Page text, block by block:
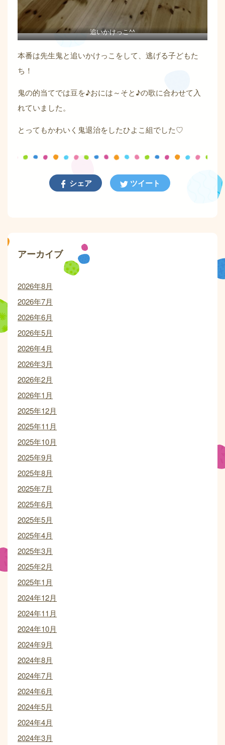
追いかけっこ^^
本番は先生鬼と追いかけっこをして、逃げる子どもた
ち！
鬼の的当てでは豆を♪おには～そと♪の歌に合わせて入
れていました。
とってもかわいく鬼退治をしたひよこ組でした♡
シェア ツイート
アーカイブ
2026年8月
2026年7月
2026年6月
2026年5月
2026年4月
2026年3月
2026年2月
2026年1月
2025年12月
2025年11月
2025年10月
2025年9月
2025年8月
2025年7月
2025年6月
2025年5月
2025年4月
2025年3月
2025年2月
2025年1月
2024年12月
2024年11月
2024年10月
2024年9月
2024年8月
2024年7月
2024年6月
2024年5月
2024年4月
2024年3月